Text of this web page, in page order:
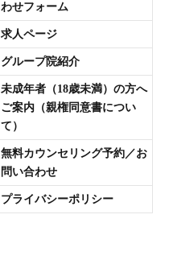
わせフォーム
求人ページ
グループ院紹介
未成年者（18歳未満）の方へ
ご案内（親権同意書につい
て）
無料カウンセリング予約／お
問い合わせ
プライバシーポリシー